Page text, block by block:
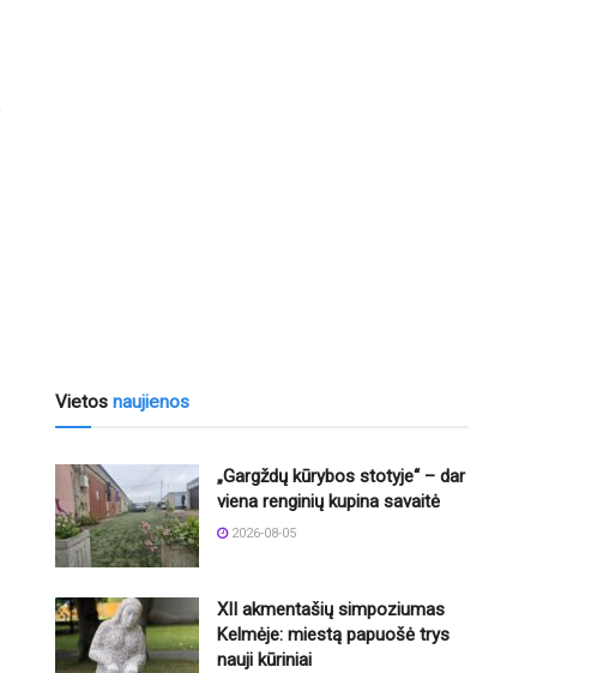
Vietos naujienos
„Gargždų kūrybos stotyje“ – dar
viena renginių kupina savaitė
2026-08-05
XII akmentašių simpoziumas
Kelmėje: miestą papuošė trys
nauji kūriniai